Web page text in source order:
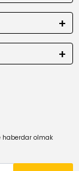
haberdar olmak